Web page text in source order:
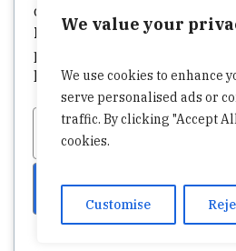
We value your
We use cookies to enhance
serve personalised ads or
traffic. By clicking "Accept
cookies.
Customise
cookies à autoriser en
Personnaliser . Cliquez sur
pour consentir ou
les cookies non essentiels.
Personnaliser
Tout